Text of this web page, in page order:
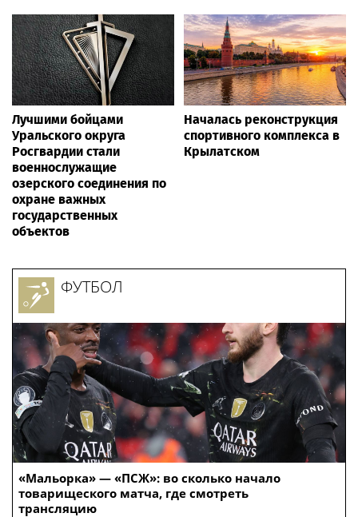
Лучшими бойцами
Уральского округа
Росгвардии стали
военнослужащие
озерского соединения по
охране важных
государственных
объектов
Началась реконструкция
спортивного комплекса в
Крылатском
«Мальорка» — «ПСЖ»: во сколько начало
товарищеского матча, где смотреть
трансляцию
ФУТБОЛ